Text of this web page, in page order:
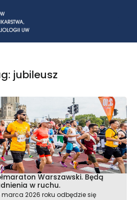
jubileusz
Warszawski. Będą
w ruchu.
marca 2026 roku odbędzie się